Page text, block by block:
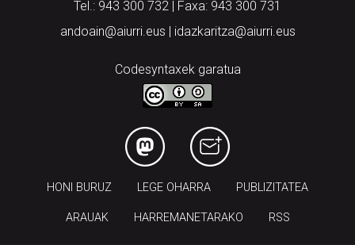
Tel.: 943 300 732 | Faxa: 943 300 731
andoain@aiurri.eus | idazkaritza@aiurri.eus
Codesyntaxek garatua
HONI BURUZ LEGE OHARRA PUBLIZITATEA
ARAUAK HARREMANETARAKO RSS